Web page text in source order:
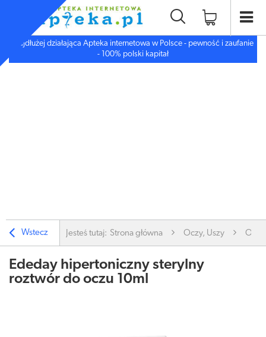
Najdłużej działająca Apteka internetowa w Polsce - pewność i zaufanie
- 100% polski kapitał
Wstecz Jesteś tutaj: Strona główna Oczy, Uszy Oczy
Ededay hipertoniczny sterylny
roztwór do oczu 10ml